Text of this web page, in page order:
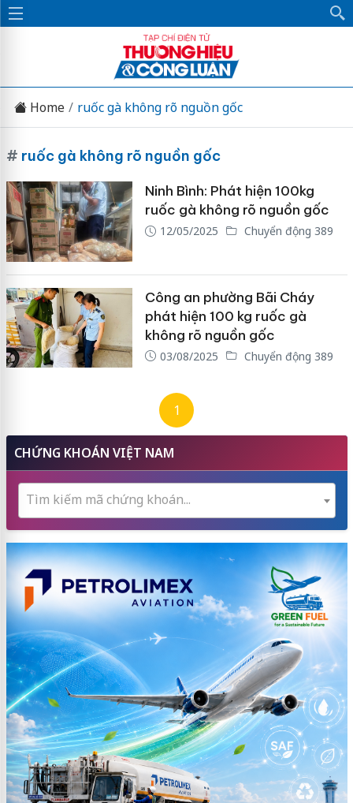
Home ruốc gà không rõ nguồn gốc
# ruốc gà không rõ nguồn gốc
Ninh Bình: Phát hiện 100kg
ruốc gà không rõ nguồn gốc
12/05/2025 Chuyển động 389
Công an phường Bãi Cháy
phát hiện 100 kg ruốc gà
không rõ nguồn gốc
03/08/2025 Chuyển động 389
1
CHỨNG KHOÁN VIỆT NAM
Tìm kiếm mã chứng khoán...